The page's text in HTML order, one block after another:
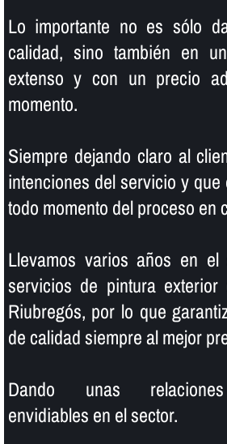
Lo importante no es sólo
calidad, sino también en
extenso y con un precio
momento.
Siempre dejando claro al
intenciones del servicio y
todo momento del proceso en
Llevamos varios años en el
servicios de pintura exterior
Riubregós, por lo que
de calidad siempre al mejor
Dando unas
envidiables en el sector.